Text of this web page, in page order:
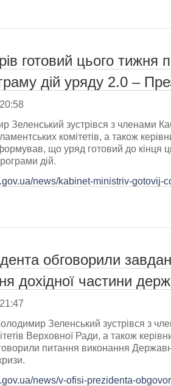
готовий цього
дій уряду 2.0 –
зустрівся з членами
комітетів, а також
що уряд готовий до кінця
дій.
news/kabinet-ministriv-gotovij-
обговорили
дохідної частини
Зеленський зустрівся з
Верховної Ради, а також
питання виконання
news/v-ofisi-prezidenta-